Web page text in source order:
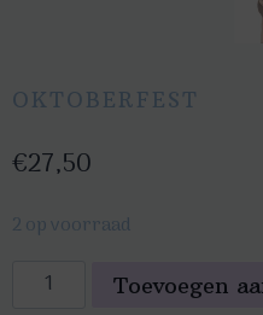
OKTOBERFEST
€27,50
2 op voorraad
Broek
Toevoegen